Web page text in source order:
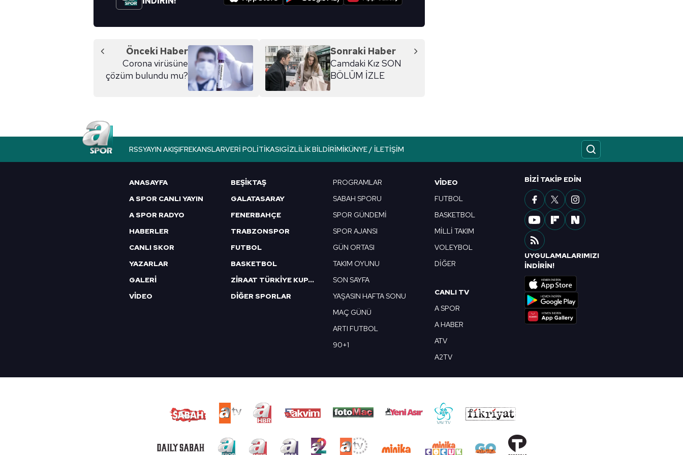
Önceki Haber
Corona virüsüne
çözüm bulundu mu?
Sonraki Haber
Camdaki Kız SON
BÖLÜM İZLE
RSSYAYIN AKIŞIFREKANSLARVERI POLITIKASIGIZLILIK BILDIRIMIKÜNYE / İLETIŞIM
ANASAYFA
A SPOR CANLI YAYIN
A SPOR RADYO
HABERLER
CANLI SKOR
YAZARLAR
GALERİ
VİDEO
BEŞİKTAŞ
GALATASARAY
FENERBAHÇE
TRABZONSPOR
FUTBOL
BASKETBOL
ZİRAAT TÜRKİYE KUPASI
DİĞER SPORLAR
PROGRAMLAR
SABAH SPORU
SPOR GÜNDEMİ
SPOR AJANSI
GÜN ORTASI
TAKIM OYUNU
SON SAYFA
YAŞASIN HAFTA SONU
MAÇ GÜNÜ
ARTI FUTBOL
90+1
VIDEO
FUTBOL
BASKETBOL
MİLLİ TAKIM
VOLEYBOL
DİĞER
CANLI TV
A SPOR
A HABER
ATV
A2TV
BIZI TAKIP EDIN
UYGULAMALARIMIZI
İNDİRİN!